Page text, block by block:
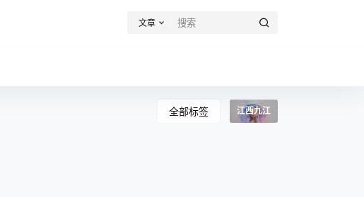
文章
全部标签 江西九江